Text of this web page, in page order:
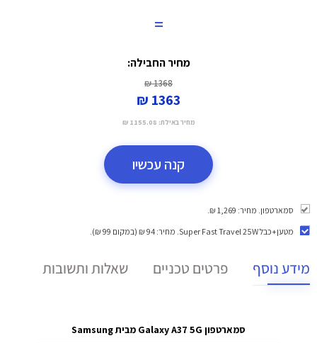
=
מחיר החבילה:
1368 ₪
1363 ₪
מחיר באילת: 1155.08 ₪
קנה עכשיו
סמארטפון. מחיר: 1,269 ₪.
מטען+כבל Super Fast Travel 25W
. מחיר: 94 ₪ (במקום 99 ₪).
מידע נוסף פרטים טכניים שאלות ותשובות
סמארטפון Galaxy A37 5G מבית Samsung